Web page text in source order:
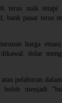
terus naik
bank pusat terus
harga
dolar
pelaburan
menjadi